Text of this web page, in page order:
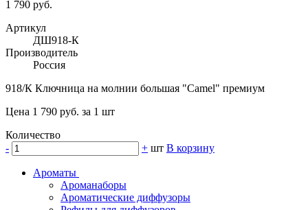
1 790 руб.
Артикул
ДШ918-К
Производитель
Россия
918/К Ключница на молнии большая "Camel" премиум
Цена 1 790 руб. за 1 шт
Количество
-
+ шт В корзину
Ароматы
Ароманаборы
Ароматические диффузоры